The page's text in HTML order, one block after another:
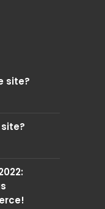
site?